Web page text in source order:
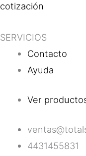
cotización
SERVICIOS
Contacto
Ayuda
Ver
4431455831